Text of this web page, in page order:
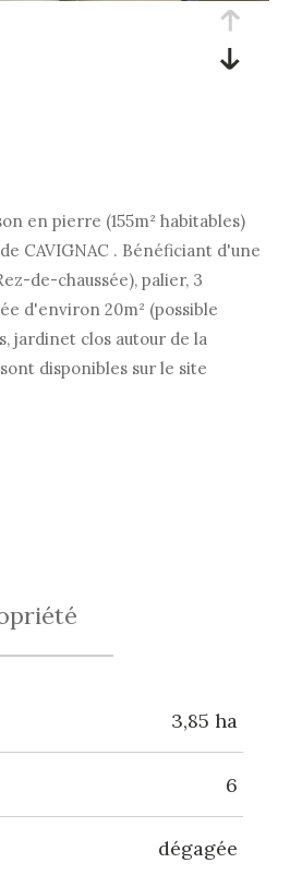
en pierre (155m² habitables)
CAVIGNAC . Bénéficiant d'une
de-chaussée), palier, 3
d'environ 20m² (possible
jardinet clos autour de la
disponibles sur le site
3,85 ha
6
dégagée